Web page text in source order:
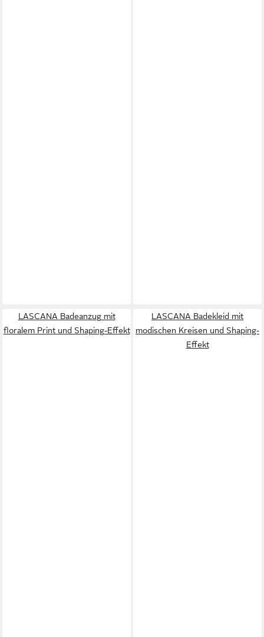
LASCANA Badeanzug mit
floralem Print und Shaping-Effekt
LASCANA Badekleid mit
modischen Kreisen und Shaping-
Effekt